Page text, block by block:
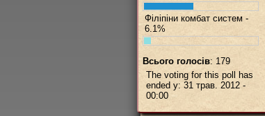
Філіпіни комбат систем -
6.1%
Всього голосів: 179
The voting for this poll has
ended у: 31 трав. 2012 -
00:00